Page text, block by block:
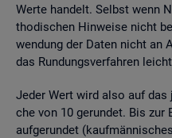
Werte han­delt. Selbst wenn
tho­di­schen Hin­wei­se nicht
wen­dung der Daten nicht an
das Run­dungs­ver­fah­ren
Jeder Wert wird also auf
che von 10 ge­run­det. Bis zur
auf­ge­run­det